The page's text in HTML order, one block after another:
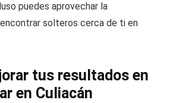
puedes aprovechar la
solteros cerca de ti en
tus resultados en
en Culiacán